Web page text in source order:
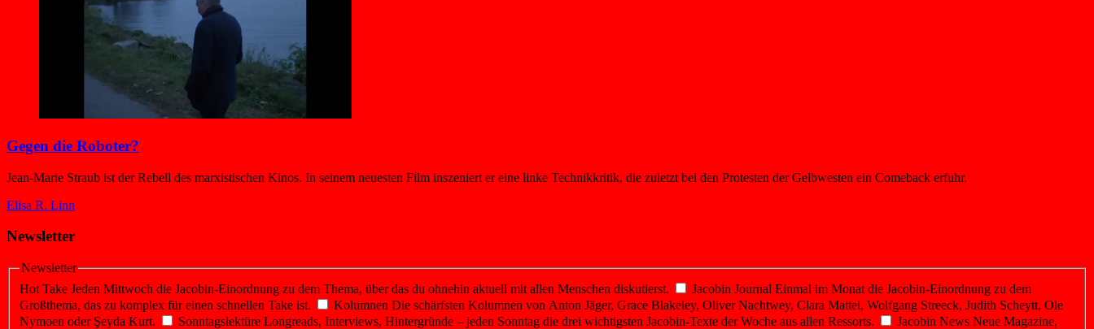
Gegen die Roboter?
Jean-Marie Straub ist der Rebell des marxistischen Kinos. In seinem neuesten Film inszeniert er eine linke Technikkritik, die zuletzt bei den Protesten der Gelbwesten ein Comeback erfuhr.
Elisa R. Linn
Newsletter
Newsletter
Hot Take Jeden Mittwoch die Jacobin-Einordnung zu dem Thema, über das du ohnehin aktuell mit allen Menschen diskutierst. Jacobin Journal Einmal im Monat die Jacobin-Einordnung zu dem
Großthema, das zu komplex für einen schnellen Take ist.
Kolumnen Die schärfsten Kolumnen von Anton Jäger, Grace Blakeley, Oliver Nachtwey, Clara Mattei, Wolfgang Streeck, Judith Scheytt, Ole
Nymoen oder Şeyda Kurt.
Sonntagslektüre Longreads, Interviews, Hintergründe – jeden Sonntag die drei wichtigsten Jacobin-Texte der Woche aus allen Ressorts. Jacobin News Neue Magazine,